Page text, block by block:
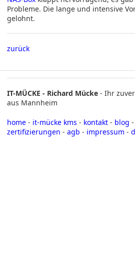
Probleme. Die lange und intensive
gelohnt.
zurück
IT-MÜCKE - Richard Mücke - Ihr
aus Mannheim
home - it-mücke kms - kontakt - blog -
zertifizierungen - agb - impressum -